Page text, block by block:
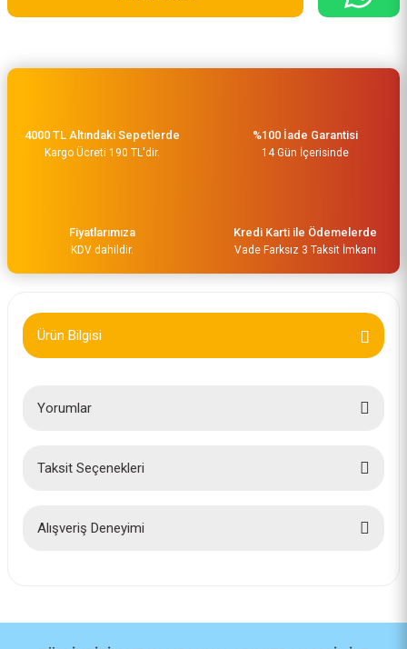
4000 TL Altındaki Sepetlerde
Kargo Ücreti 190 TL'dir.
%100 İade Garantisi
14 Gün İçerisinde
Fiyatlarımıza
KDV dahildir.
Kredi Karti ile Ödemelerde
Vade Farksız 3 Taksit İmkanı
Ürün Bilgisi
Yorumlar
Taksit Seçenekleri
Alışveriş Deneyimi